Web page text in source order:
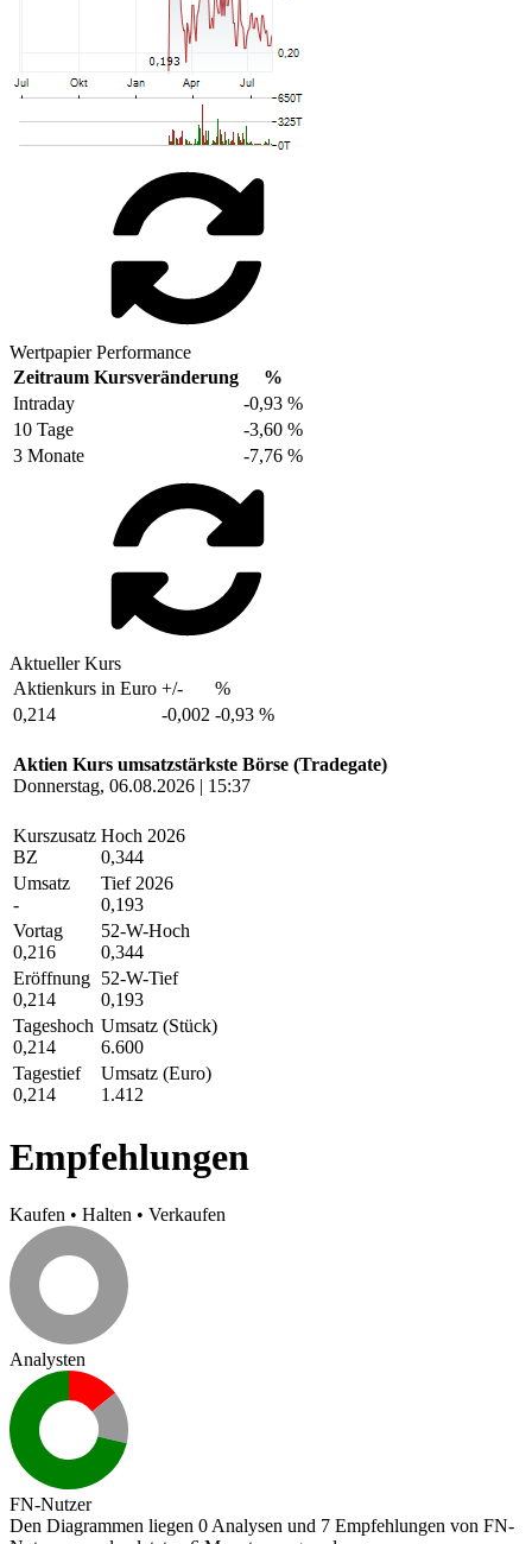
Wertpapier Performance
Zeitraum Kursveränderung
%
Intraday
-0,93 %
10 Tage
-3,60 %
3 Monate
-7,76 %
Aktueller Kurs
Aktienkurs in Euro +/-
%
0,214
-0,002 -0,93 %
Aktien Kurs umsatzstärkste Börse (Tradegate)
Donnerstag, 06.08.2026 | 15:37
Kurszusatz
BZ
Hoch 2026
0,344
Umsatz
-
Tief 2026
0,193
Vortag
0,216
52-W-Hoch
0,344
Eröffnung
0,214
52-W-Tief
0,193
Tageshoch
0,214
Umsatz (Stück)
6.600
Tagestief
0,214
Umsatz (Euro)
1.412
Empfehlungen
Kaufen • Halten • Verkaufen
Analysten
FN-Nutzer
Den Diagrammen liegen 0 Analysen und 7 Empfehlungen von FN-